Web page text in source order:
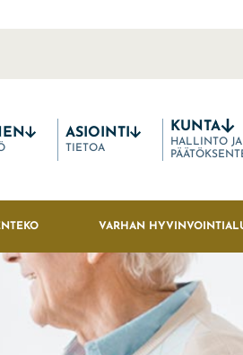
ASIOINTI
TIETOA
KUNTA
HALLINTO JA
VARHAN